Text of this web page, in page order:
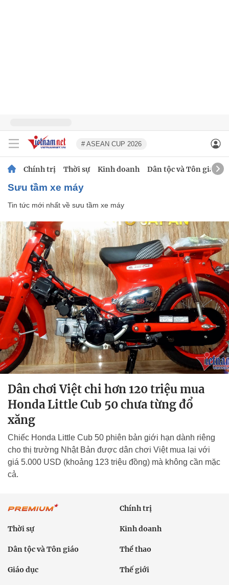
# ASEAN CUP 2026
Chính trị Thời sự Kinh doanh Dân tộc và Tôn giáo
sưu tầm xe máy
Tin tức mới nhất về sưu tầm xe máy
Dân chơi Việt chi hơn 120 triệu mua
Honda Little Cub 50 chưa từng đổ
xăng
Chiếc Honda Little Cub 50 phiên bản giới hạn dành riêng
cho thị trường Nhật Bản được dân chơi Việt mua lại với
giá 5.000 USD (khoảng 123 triệu đồng) mà không cần mặc
cả.
Chính trị
Thời sự Kinh doanh
Dân tộc và Tôn giáo Thể thao
Giáo dục Thế giới